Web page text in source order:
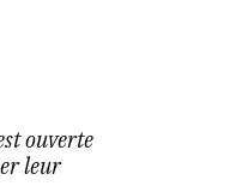
ouverte
leur